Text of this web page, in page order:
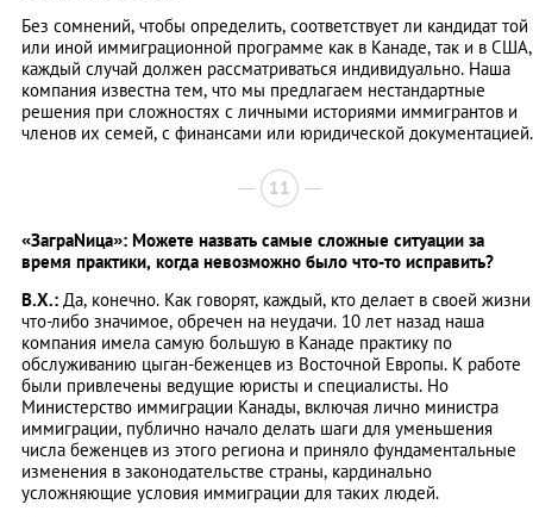
Без сомнений, чтобы определить, соответствует ли кандидат той
или иной иммиграционной программе как в Канаде, так и в США,
каждый случай должен рассматриваться индивидуально. Наша
компания известна тем, что мы предлагаем нестандартные
решения при сложностях с личными историями иммигрантов и
членов их семей, с финансами или юридической документацией.
11
«ЗаграNица»: Можете назвать самые сложные ситуации за
время практики, когда невозможно было что-то исправить?
В.Х.: Да, конечно. Как говорят, каждый, кто делает в своей жизни
что-либо значимое, обречен на неудачи. 10 лет назад наша
компания имела самую большую в Канаде практику по
обслуживанию цыган-беженцев из Восточной Европы. К работе
были привлечены ведущие юристы и специалисты. Но
Министерство иммиграции Канады, включая лично министра
иммиграции, публично начало делать шаги для уменьшения
числа беженцев из этого региона и приняло фундаментальные
изменения в законодательстве страны, кардинально
усложняющие условия иммиграции для таких людей.